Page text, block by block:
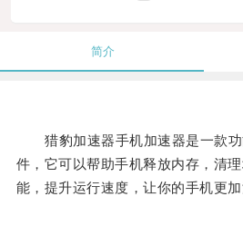
简介
猎豹加速器手机加速器是一款功
件，它可以帮助手机释放内存，清
能，提升运行速度，让你的手机更加